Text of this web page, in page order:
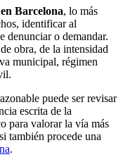
Barcelona, lo más
identificar al
denunciar o demandar.
obra, de la intensidad
municipal, régimen
puede ser revisar
escrita de la
para valorar la vía más
también procede una
.